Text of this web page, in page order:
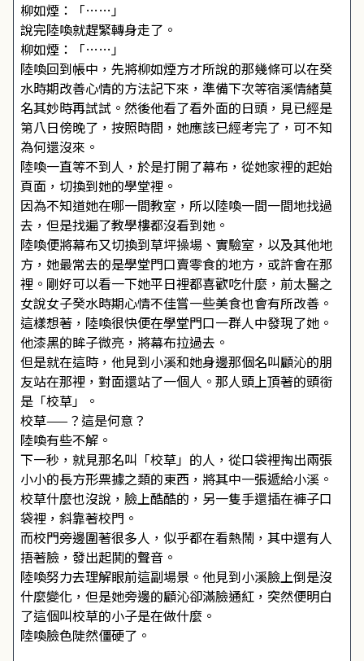
柳如煙：「……」
說完陸喚就趕緊轉身走了。
柳如煙：「……」
陸喚回到帳中，先將柳如煙方才所說的那幾條可以在癸
水時期改善心情的方法記下來，準備下次等宿溪情緒莫
名其妙時再試試。然後他看了看外面的日頭，見已經是
第八日傍晚了，按照時間，她應該已經考完了，可不知
為何還沒來。
陸喚一直等不到人，於是打開了幕布，從她家裡的起始
頁面，切換到她的學堂裡。
因為不知道她在哪一間教室，所以陸喚一間一間地找過
去，但是找遍了教學樓都沒看到她。
陸喚便將幕布又切換到草坪操場、實驗室，以及其他地
方，她最常去的是學堂門口賣零食的地方，或許會在那
裡。剛好可以看一下她平日裡都喜歡吃什麼，前太醫之
女說女子癸水時期心情不佳嘗一些美食也會有所改善。
這樣想著，陸喚很快便在學堂門口一群人中發現了她。
他漆黑的眸子微亮，將幕布拉過去。
但是就在這時，他見到小溪和她身邊那個名叫顧沁的朋
友站在那裡，對面還站了一個人。那人頭上頂著的頭銜
是「校草」。
校草——？這是何意？
陸喚有些不解。
下一秒，就見那名叫「校草」的人，從口袋裡掏出兩張
小小的長方形票據之類的東西，將其中一張遞給小溪。
校草什麼也沒說，臉上酷酷的，另一隻手還插在褲子口
袋裡，斜靠著校門。
而校門旁邊圍著很多人，似乎都在看熱鬧，其中還有人
捂著臉，發出起鬨的聲音。
陸喚努力去理解眼前這副場景。他見到小溪臉上倒是沒
什麼變化，但是她旁邊的顧沁卻滿臉通紅，突然便明白
了這個叫校草的小子是在做什麼。
陸喚臉色陡然僵硬了。